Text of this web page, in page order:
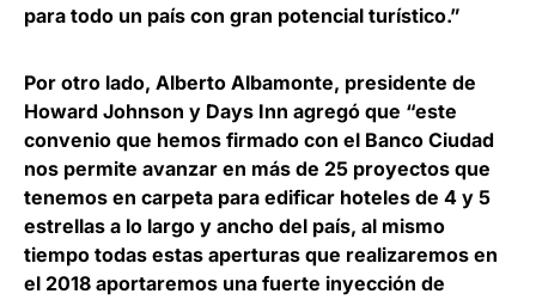
para todo un país con gran potencial turístico.”
Por otro lado, Alberto Albamonte, presidente de
Howard Johnson y Days Inn agregó que “este
convenio que hemos firmado con el Banco Ciudad
nos permite avanzar en más de 25 proyectos que
tenemos en carpeta para edificar hoteles de 4 y 5
estrellas a lo largo y ancho del país, al mismo
tiempo todas estas aperturas que realizaremos en
el 2018 aportaremos una fuerte inyección de